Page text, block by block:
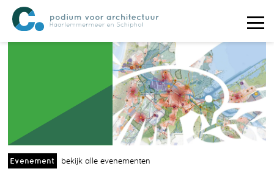
Evenement bekijk alle evenementen